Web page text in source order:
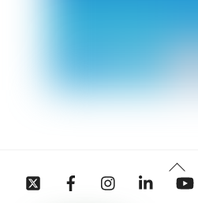
Back
To
Twitter Facebook InstagramLinkedin